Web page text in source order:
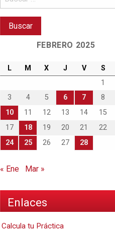
FEBRERO 2025
L M X J V S
1
3
4 5 6 7 8
10
11 12 13 14 15
17
18 19 20 21 22
24
25 26 27 28
« Ene Mar »
Enlaces
Calcula tu Práctica